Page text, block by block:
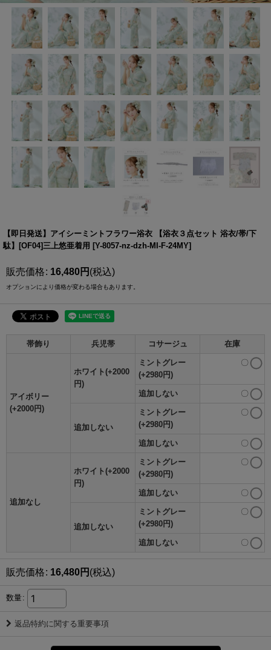
【即日発送】アイシーミントフラワー浴衣 【浴衣３点セット 浴衣/帯/下
駄】[OF04]三上悠亜着用 [Y-8057-nz-dzh-MI-F-24MY]
販売価格: 16,480円 (税込)
オプションにより価格が変わる場合もあります。
帯飾り 兵児帯 コサージュ 在庫
アイボリー
(+2000円)
ホワイト(+2000
円)
ミントグレー
(+2980円)
〇
追加しない 〇
追加しない
ミントグレー
(+2980円)
〇
追加しない 〇
追加なし
ホワイト(+2000
円)
ミントグレー
(+2980円)
〇
追加しない 〇
追加しない
ミントグレー
(+2980円)
〇
追加しない 〇
販売価格: 16,480円 (税込)
数量:
返品特約に関する重要事項